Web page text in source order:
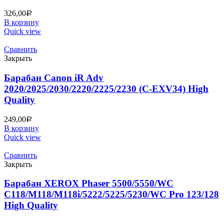
326,00Р
В корзину
Quick view
Сравнить
Закрыть
Барабан Canon iR Adv
2020/2025/2030/2220/2225/2230 (C-EXV34) High
Quality
249,00Р
В корзину
Quick view
Сравнить
Закрыть
Барабан XEROX Phaser 5500/5550/WC
C118/M118/M118i/5222/5225/5230/WC Pro 123/128
High Quality